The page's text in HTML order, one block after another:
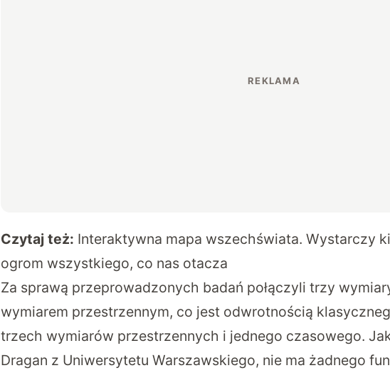
Czytaj też: Interaktywna mapa wszechświata. Wystarczy
ogrom wszystkiego, co nas otacza
Za sprawą przeprowadzonych badań połączyli trzy
wymiarem przestrzennym, co jest odwrotnością
trzech wymiarów przestrzennych i jednego czasowego.
Dragan z Uniwersytetu Warszawskiego, nie ma żadnego